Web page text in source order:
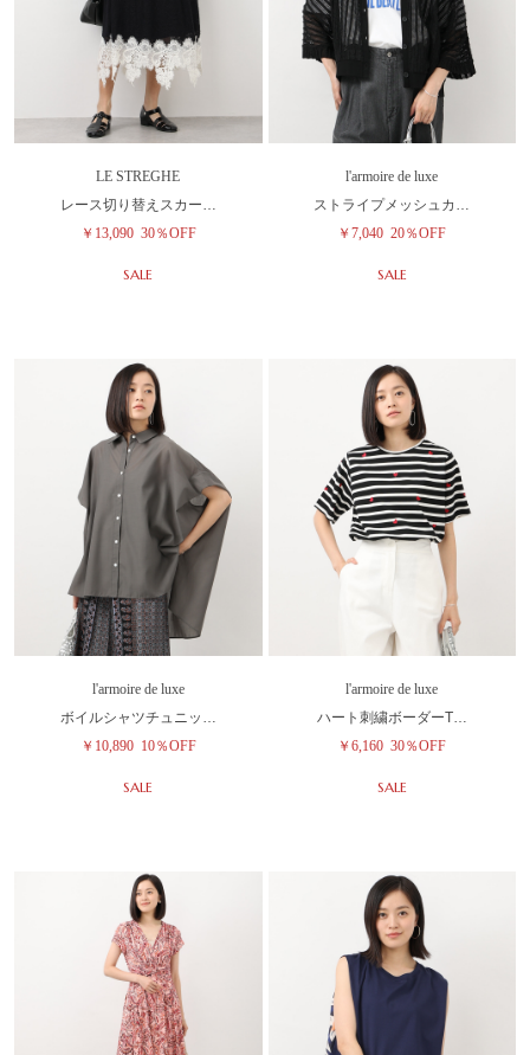
LE STREGHE
レース切り替えスカー…
￥13,090 30％OFF
SALE
l'armoire de luxe
ストライプメッシュカ…
￥7,040 20％OFF
SALE
l'armoire de luxe
ボイルシャツチュニッ…
￥10,890 10％OFF
SALE
l'armoire de luxe
ハート刺繍ボーダーT…
￥6,160 30％OFF
SALE